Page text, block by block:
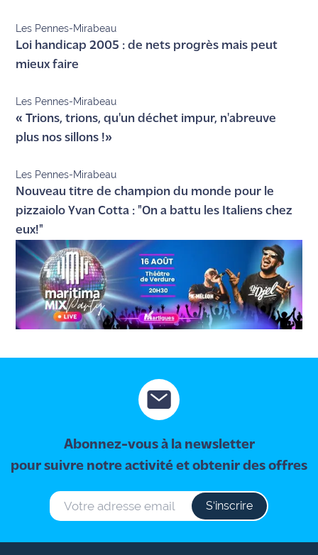
Les Pennes-Mirabeau
Loi handicap 2005 : de nets progrès mais peut
mieux faire
Les Pennes-Mirabeau
« Trions, trions, qu'un déchet impur, n'abreuve
plus nos sillons !»
Les Pennes-Mirabeau
Nouveau titre de champion du monde pour le
pizzaiolo Yvan Cotta : "On a battu les Italiens chez
eux!"
Abonnez-vous à la newsletter
pour suivre notre activité et obtenir des offres
S‘inscrire